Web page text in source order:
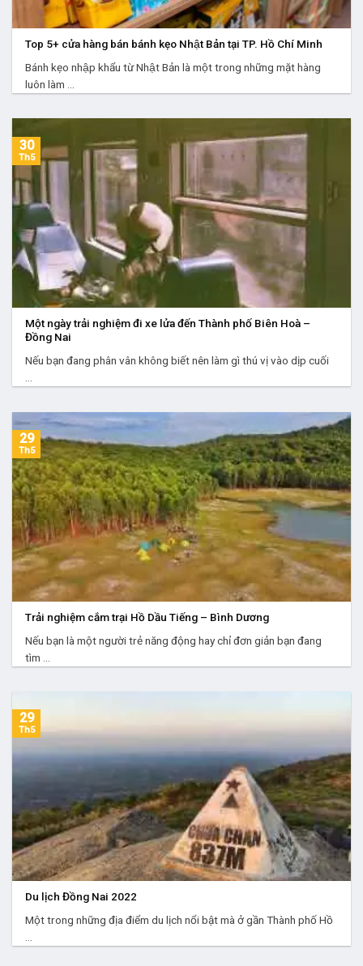
Top 5+ cửa hàng bán bánh kẹo Nhật Bản tại TP. Hồ Chí Minh
Bánh kẹo nhập khẩu từ Nhật Bản là một trong những mặt hàng
luôn làm ...
Một ngày trải nghiệm đi xe lửa đến Thành phố Biên Hoà –
Đồng Nai
Nếu bạn đang phân vân không biết nên làm gì thú vị vào dịp cuối
30
Th5
Trải nghiệm cắm trại Hồ Dầu Tiếng – Bình Dương
Nếu bạn là một người trẻ năng động hay chỉ đơn giản bạn đang
tìm ...
29
Th5
Du lịch Đồng Nai 2022
Một trong những địa điểm du lịch nổi bật mà ở gần Thành phố Hồ
29
Th5